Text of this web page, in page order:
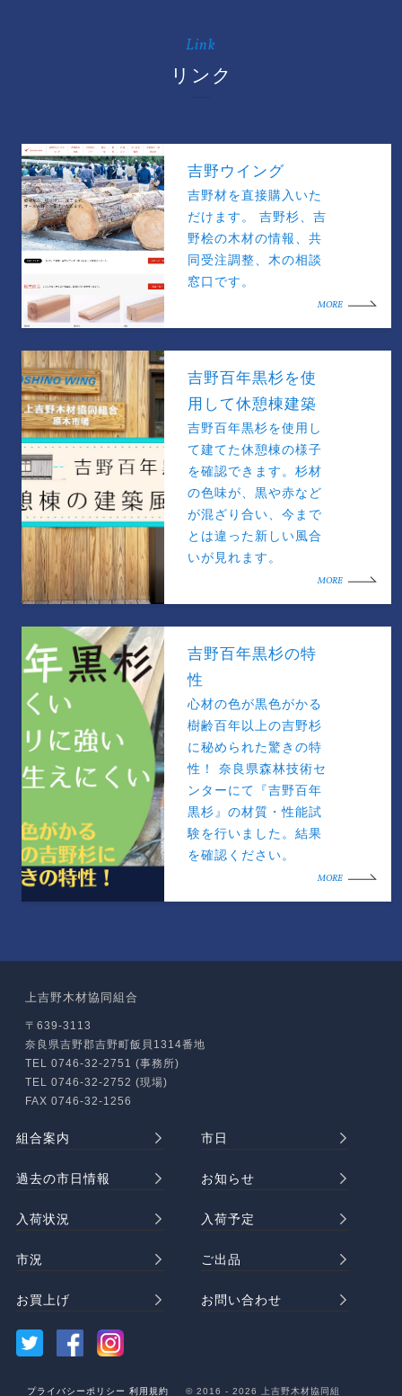
Link
リンク
吉野ウイング
吉野材を直接購入いた
だけます。 吉野杉、吉
野桧の木材の情報、共
同受注調整、木の相談
窓口です。
MORE
吉野百年黒杉を使
用して休憩棟建築
吉野百年黒杉を使用し
て建てた休憩棟の様子
を確認できます。杉材
の色味が、黒や赤など
が混ざり合い、今まで
とは違った新しい風合
いが見れます。
MORE
吉野百年黒杉の特
性
心材の色が黒色がかる
樹齢百年以上の吉野杉
に秘められた驚きの特
性！ 奈良県森林技術セ
ンターにて『吉野百年
黒杉』の材質・性能試
験を行いました。結果
を確認ください。
MORE
上吉野木材協同組合
〒639-3113
奈良県吉野郡吉野町飯貝1314番地
TEL 0746-32-2751 (事務所)
TEL 0746-32-2752 (現場)
FAX 0746-32-1256
組合案内 市日
過去の市日情報 お知らせ
入荷状況 入荷予定
市況 ご出品
お買上げ お問い合わせ
プライバシーポリシー 利用規約 © 2016 - 2026 上吉野木材協同組